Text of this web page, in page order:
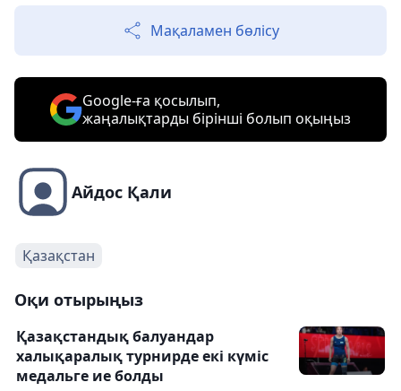
Мақаламен бөлісу
Google-ға қосылып,
жаңалықтарды бірінші болып оқыңыз
Айдос Қали
Қазақстан
Оқи отырыңыз
Қазақстандық балуандар
халықаралық турнирде екі күміс
медальге ие болды